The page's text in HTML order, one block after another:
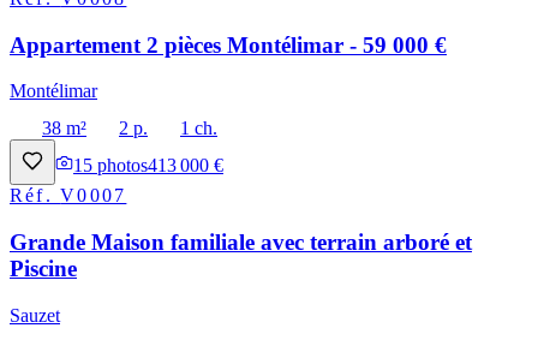
Appartement 2 pièces Montélimar - 59 000 €
Montélimar
38 m²
2 p.
1 ch.
15 photos413 000 €
Réf.V0007
Grande Maison familiale avec terrain arboré et
Piscine
Sauzet